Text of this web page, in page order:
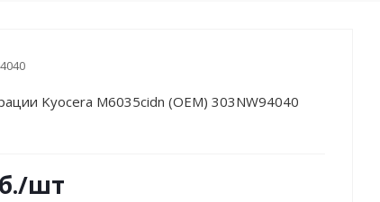
Kyocera M6035cidn (OEM) 303NW94040
/шт